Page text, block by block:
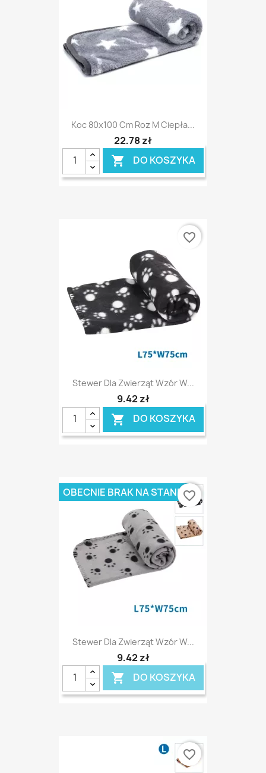
Koc 80x100 Cm Roz M Ciepła...
22,78 zł
 DO KOSZYKA
Stewer Dla Zwierząt Wzór W...
9,42 zł
 DO KOSZYKA
favorite_border
Stewer Dla Zwierząt Wzór W...
9,42 zł
 DO KOSZYKA
OBECNIE BRAK NA STANIEfavorite_border
favorite_border